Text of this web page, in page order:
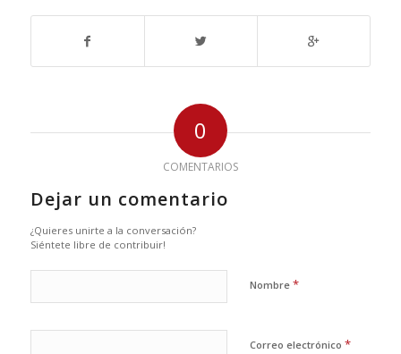
0
COMENTARIOS
Dejar un comentario
¿Quieres unirte a la conversación?
Siéntete libre de contribuir!
Nombre *
Correo electrónico *